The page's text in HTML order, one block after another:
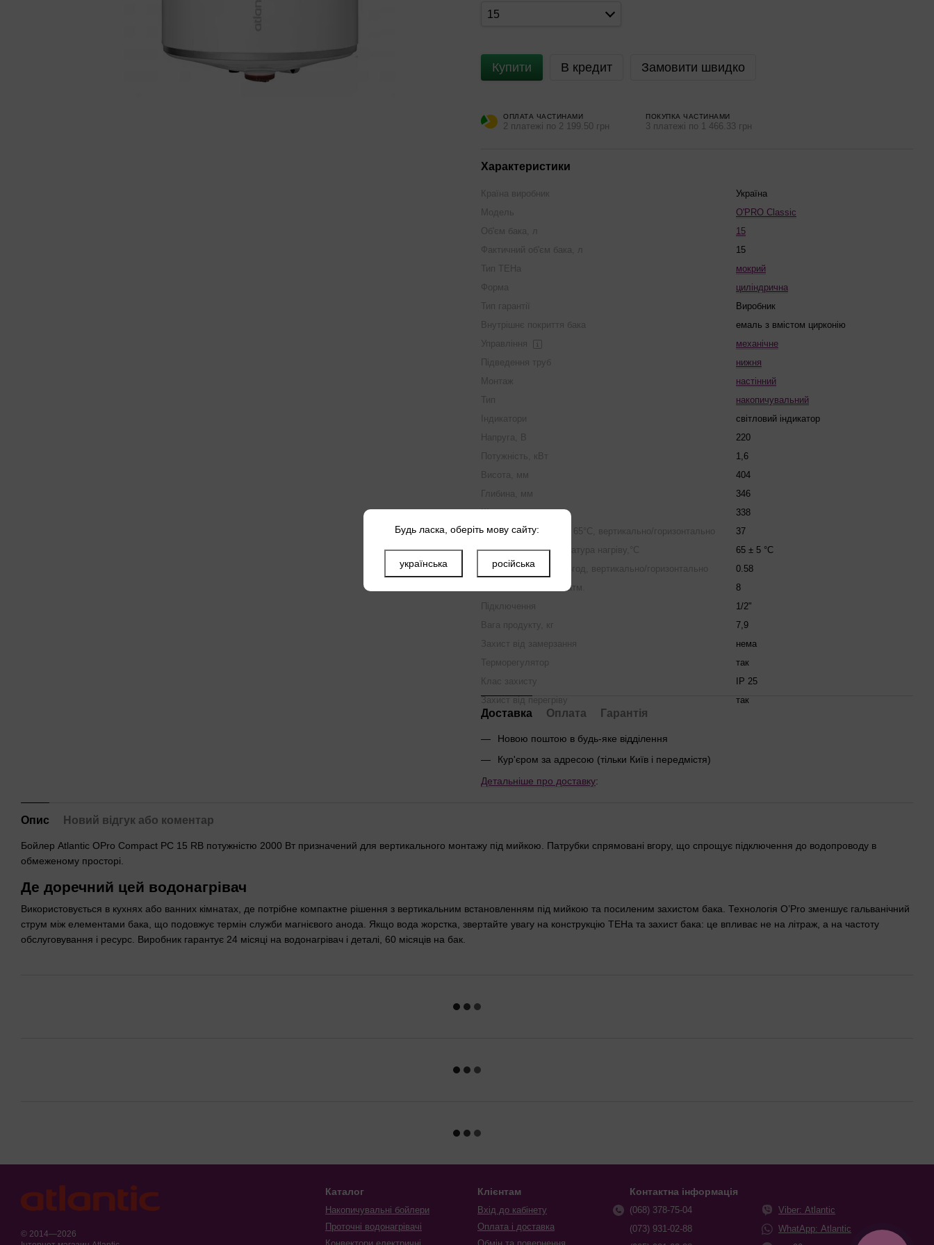
15
Купити В кредит Замовити швидко
ОПЛАТА ЧАСТИНАМИ
2 платежі по 2 199.50 грн
ПОКУПКА ЧАСТИНАМИ
3 платежі по 1 466.33 грн
Характеристики
Країна виробник
Україна
Модель
O'PRO Classic
Об'єм бака, л
15
Фактичний об'єм бака, л
15
Тип ТЕНа
мокрий
Форма
циліндрична
Тип гарантії
Виробник
Внутрішнє покриття бака
емаль з вмістом цирконію
Управління
механічне
Підведення труб
нижня
Монтаж
настінний
Тип
накопичувальний
Індикатори
світловий індикатор
Напруга, В
220
Потужність, кВт
1,6
Висота, мм
404
Глибина, мм
346
Ширина, мм
338
Час нагріву від 15 до 65°С, вертикально/горизонтально
37
Максимальна температура нагріву,°С
65 ± 5 °C
Теплові втрати квт/24год, вертикально/горизонтально
0.58
Максимальний тиск атм.
8
Підключення
1/2"
Вага продукту, кг
7,9
Захист від замерзання
нема
Терморегулятор
так
Клас захисту
IP 25
Захист від перегріву
так
Доставка Оплата Гарантія
Новою поштою в будь-яке відділення
Кур'єром за адресою (тільки Київ і передмістя)
Детальніше про доставку:
Опис Новий відгук або коментар
Бойлер Atlantic OPro Compact PC 15 RB потужністю 2000 Вт призначений для вертикального монтажу під мийкою. Патрубки спрямовані вгору, що спрощує підключення до водопроводу в
обмеженому просторі.
Де доречний цей водонагрівач
Використовується в кухнях або ванних кімнатах, де потрібне компактне рішення з вертикальним встановленням під мийкою та посиленим захистом бака. Технологія O’Pro зменшує гальванічний
струм між елементами бака, що подовжує термін служби магнієвого анода. Якщо вода жорстка, звертайте увагу на конструкцію ТЕНа та захист бака: це впливає не на літраж, а на частоту
обслуговування і ресурс. Виробник гарантує 24 місяці на водонагрівач і деталі, 60 місяців на бак.
© 2014—2026
Каталог
Накопичувальні бойлери
Проточні водонагрівачі
Клієнтам
Вхід до кабінету
Оплата і доставка
Контактна інформація
(068) 378-75-04
(073) 931-02-88
Viber: Atlantic
WhatApp: Atlantic
Будь ласка, оберіть мову сайту:
українська російська